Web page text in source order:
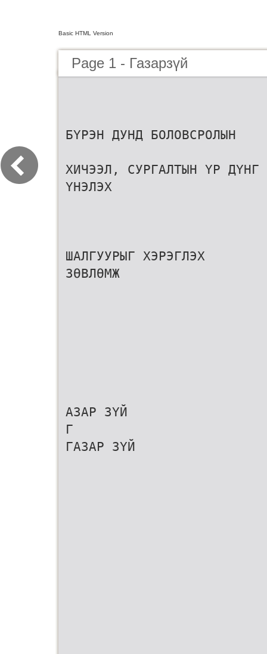
Basic HTML Version
Page 1 - Газарзүй
БҮРЭН ДУНД БОЛОВСРОЛЫН
ХИЧЭЭЛ, СУРГАЛТЫН ҮР ДҮНГ
ҮНЭЛЭХ
ШАЛГУУРЫГ ХЭРЭГЛЭХ
ЗӨВЛӨМЖ
АЗАР ЗҮЙ
Г
ГАЗАР ЗҮЙ